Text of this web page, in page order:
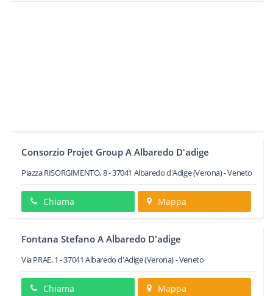
Consorzio Projet Group A Albaredo D'adige
Piazza RISORGIMENTO, 8-37041 Albaredo d'Adige(Verona) -Veneto
Chiama Mappa
Fontana Stefano A Albaredo D'adige
Via PRAE, 1 -37041 Albaredo d'Adige(Verona) -Veneto
Chiama Mappa